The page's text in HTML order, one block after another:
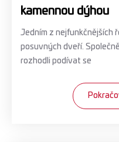
kamennou dýhou
Jedním z nejfunkčnějších
posuvných dveří.
rozhodli podívat se